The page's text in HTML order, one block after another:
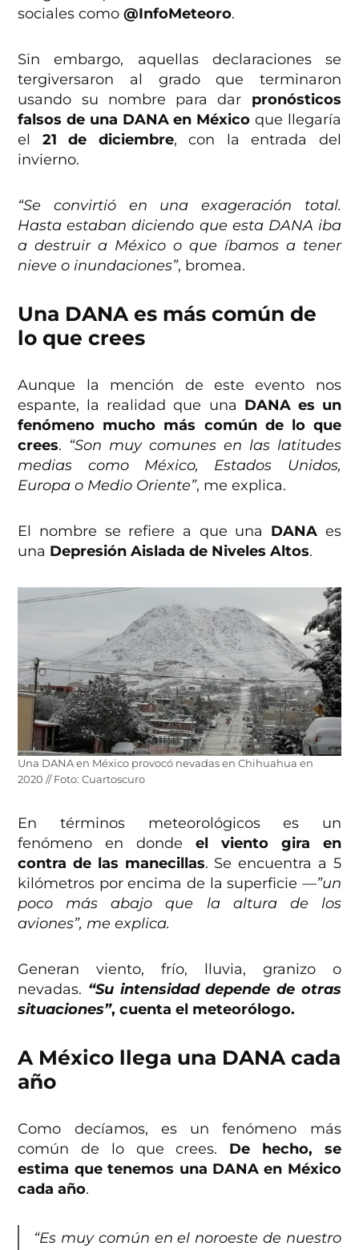
sociales como@InfoMeteoro.
Sin embargo, aquellas declaraciones se
tergiversaron al grado que terminaron
usando su nombre para dar pronósticos
falsos de una DANA en México que llegaría
el 21 de diciembre, con la entrada del
invierno.
“Se convirtió en una exageración total.
Hasta estaban diciendo que esta DANA iba
a destruir a México o que íbamos a tener
nieve o inundaciones”, bromea.
Una DANA es más común de
lo que crees
Aunque la mención de este evento nos
espante, la realidad que una DANA es un
fenómeno mucho más común de lo que
crees. “Son muy comunes en las latitudes
medias como México, Estados Unidos,
Europa o Medio Oriente”, me explica.
El nombre se refiere a que una DANA es
una Depresión Aislada de Niveles Altos.
Una DANA en México provocó nevadas en Chihuahua en
2020 // Foto: Cuartoscuro
En términos meteorológicos es un
fenómeno en donde el viento gira en
contra de las manecillas. Se encuentra a 5
kilómetros por encima de la superficie —”un
poco más abajo que la altura de los
aviones”, me explica.
Generan viento, frío, lluvia, granizo o
nevadas. “Su intensidad depende de otras
situaciones”, cuenta el meteorólogo.
A México llega una DANA cada
año
Como decíamos, es un fenómeno más
común de lo que crees. De hecho, se
estima que tenemos una DANA en México
cada año.
“Es muy común en el noroeste de nuestro